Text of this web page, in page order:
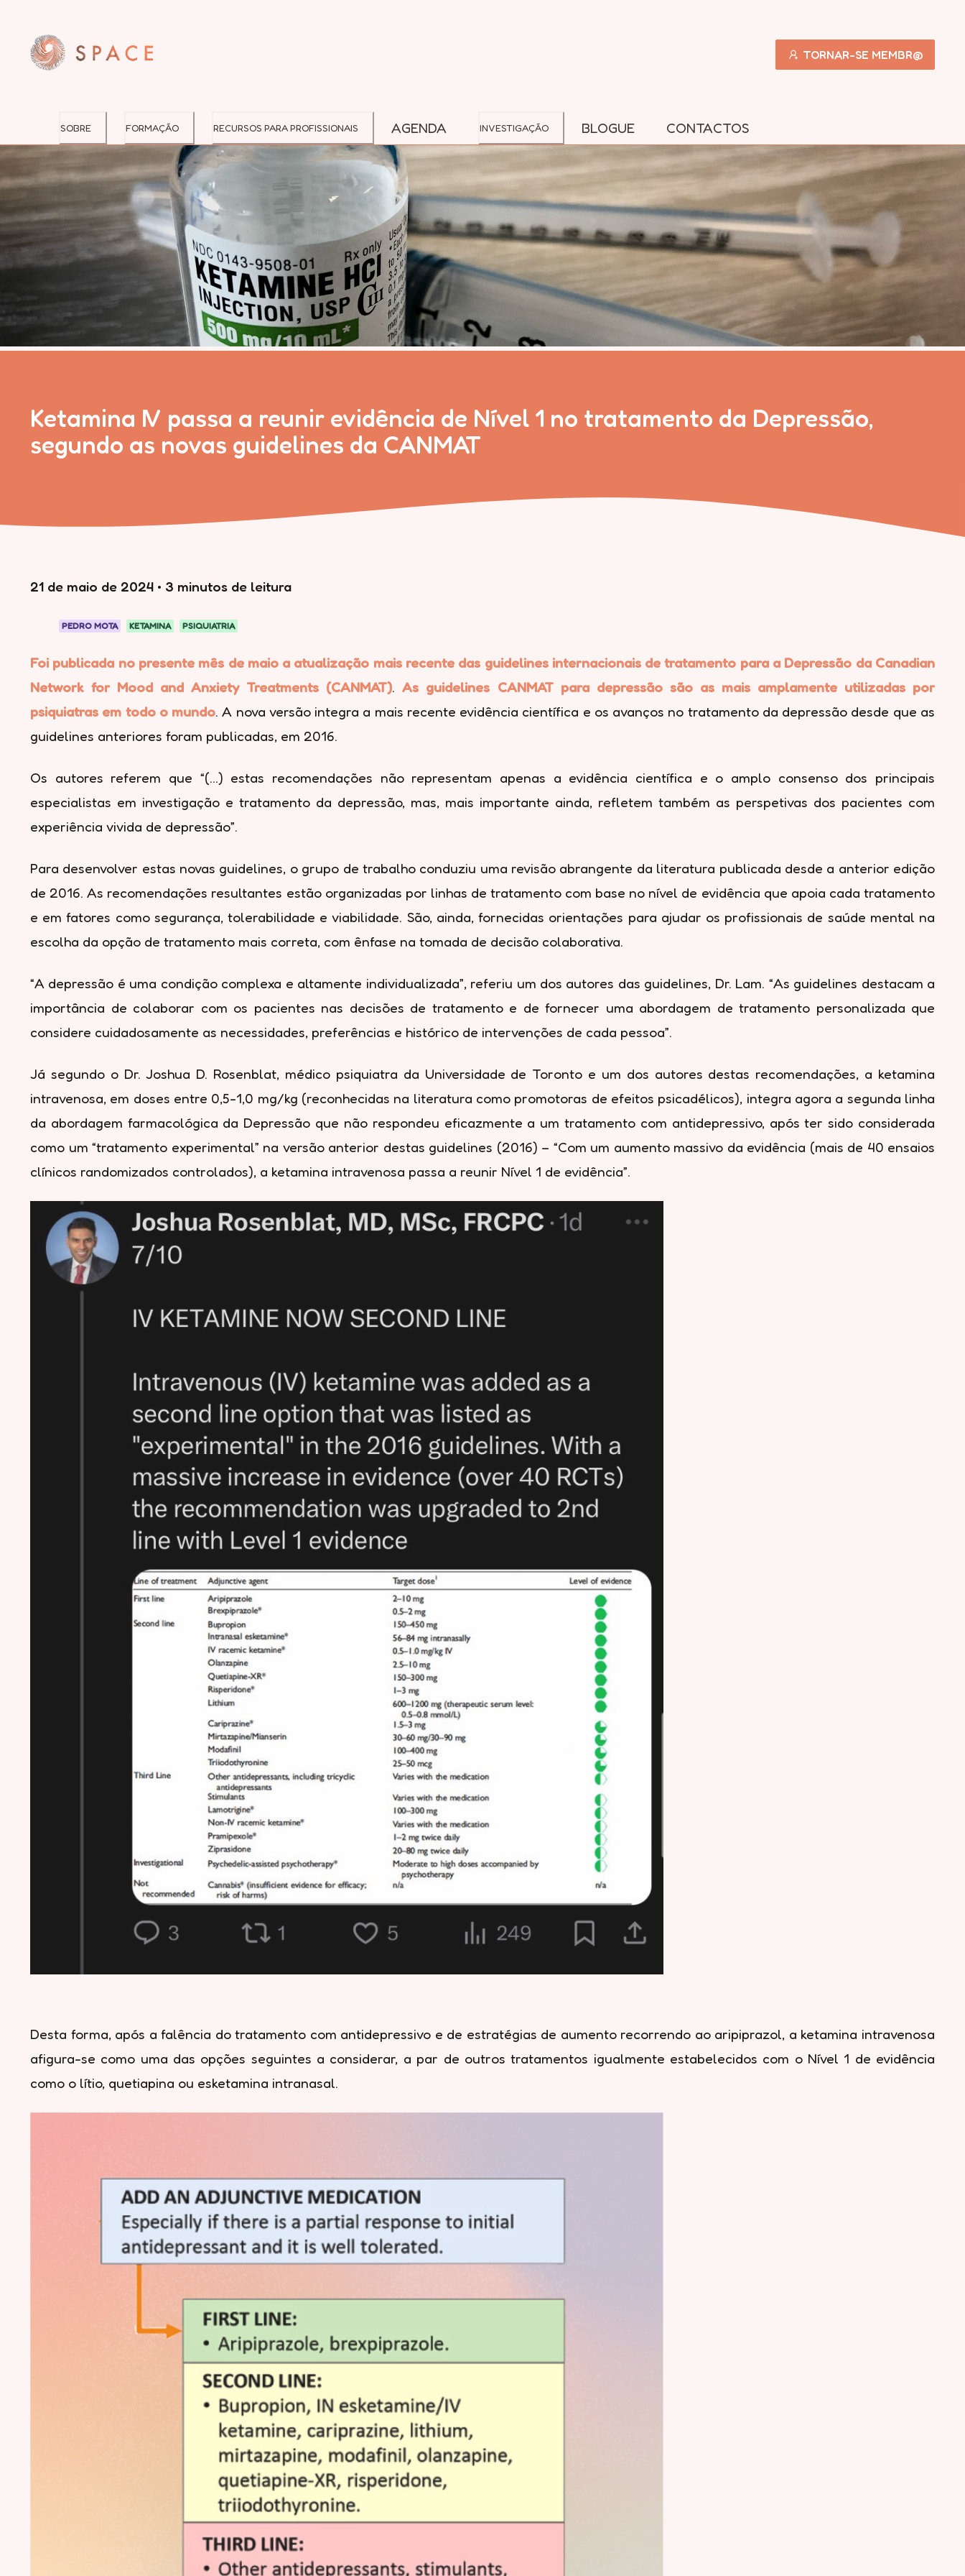
TORNAR-SE MEMBR@
SOBRE FORMAÇÃO RECURSOS PARA PROFISSIONAIS AGENDA INVESTIGAÇÃO BLOGUE CONTACTOS
Ketamina IV passa a reunir evidência de Nível 1 no tratamento da Depressão,
segundo as novas guidelines da CANMAT
21 de maio de 2024 • 3 minutos de leitura
PEDRO MOTA KETAMINA PSIQUIATRIA
Foi publicada no presente mês de maio a atualização mais recente das guidelines internacionais de tratamento para a Depressão da Canadian
Network for Mood and Anxiety Treatments (CANMAT).As guidelines CANMAT para depressão são as mais amplamente utilizadas por
psiquiatras em todo o mundo. A nova versão integra a mais recente evidência científica e os avanços no tratamento da depressão desde que as
guidelines anteriores foram publicadas, em 2016.
Os autores referem que “(…) estas recomendações não representam apenas a evidência científica e o amplo consenso dos principais
especialistas em investigação e tratamento da depressão, mas, mais importante ainda, refletem também as perspetivas dos pacientes com
experiência vivida de depressão”.
Para desenvolver estas novas guidelines, o grupo de trabalho conduziu uma revisão abrangente da literatura publicada desde a anterior edição
de 2016. As recomendações resultantes estão organizadas por linhas de tratamento com base no nível de evidência que apoia cada tratamento
e em fatores como segurança, tolerabilidade e viabilidade. São, ainda, fornecidas orientações para ajudar os profissionais de saúde mental na
escolha da opção de tratamento mais correta, com ênfase na tomada de decisão colaborativa.
“A depressão é uma condição complexa e altamente individualizada”, referiu um dos autores das guidelines, Dr. Lam. “As guidelines destacam a
importância de colaborar com os pacientes nas decisões de tratamento e de fornecer uma abordagem de tratamento personalizada que
considere cuidadosamente as necessidades, preferências e histórico de intervenções de cada pessoa”.
Já segundo o Dr. Joshua D. Rosenblat, médico psiquiatra da Universidade de Toronto e um dos autores destas recomendações, a ketamina
intravenosa, em doses entre 0,5-1,0 mg/kg (reconhecidas na literatura como promotoras de efeitos psicadélicos), integra agora a segunda linha
da abordagem farmacológica da Depressão que não respondeu eficazmente a um tratamento com antidepressivo, após ter sido considerada
como um “tratamento experimental” na versão anterior destas guidelines (2016) – “Com um aumento massivo da evidência (mais de 40 ensaios
clínicos randomizados controlados), a ketamina intravenosa passa a reunir Nível 1 de evidência”.
Desta forma, após a falência do tratamento com antidepressivo e de estratégias de aumento recorrendo ao aripiprazol, a ketamina intravenosa
afigura-se como uma das opções seguintes a considerar, a par de outros tratamentos igualmente estabelecidos com o Nível 1 de evidência
como o lítio, quetiapina ou esketamina intranasal.